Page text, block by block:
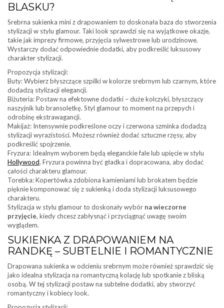
BLASKU?
Srebrna sukienka mini z drapowaniem to doskonała baza do stworzenia
stylizacji w stylu glamour. Taki look sprawdzi się na wyjątkowe okazje,
takie jak imprezy firmowe, przyjęcia sylwestrowe lub urodzinowe.
Wystarczy dodać odpowiednie dodatki, aby podkreślić luksusowy
charakter stylizacji.
Propozycja stylizacji:
Buty: Wybierz błyszczące szpilki w kolorze srebrnym lub czarnym, które
dodadzą stylizacji elegancji.
Biżuteria: Postaw na efektowne dodatki – duże kolczyki, błyszczący
naszyjnik lub bransoletkę. Styl glamour to moment na przepych i
odrobinę ekstrawagancji.
Makijaż: Intensywnie podkreślone oczy i czerwona szminka dodadzą
stylizacji wyrazistości. Możesz również dodać sztuczne rzęsy, aby
podkreślić spojrzenie.
Fryzura: Idealnym wyborem będą eleganckie fale lub upięcie w stylu
Hollywood. Fryzura powinna być gładka i dopracowana, aby dodać
całości charakteru glamour.
Torebka: Kopertówka zdobiona kamieniami lub brokatem będzie
pięknie komponować się z sukienką i doda stylizacji luksusowego
charakteru.
Stylizacja w stylu glamour to doskonały wybór na wieczorne
przyjęcie, kiedy chcesz zabłysnąć i przyciągnąć uwagę swoim
wyglądem.
SUKIENKA Z DRAPOWANIEM NA
RANDKĘ – SUBTELNIE I ROMANTYCZNIE
Drapowana sukienka w odcieniu srebrnym może również sprawdzić się
jako idealna stylizacja na romantyczną kolację lub spotkanie z bliską
osobą. W tej stylizacji postaw na subtelne dodatki, aby stworzyć
romantyczny i kobiecy look.